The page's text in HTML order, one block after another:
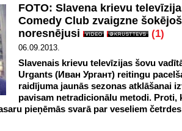
FOTO: Slavena krievu
Comedy Club zvaigzne
noresnējusi
(1)
06.09.2013.
Slavenais krievu televīzijas šovu
Urgants (Иван Ургант) reitingu
raidījuma jaunās sezonas atklāšanai
pavisam netradicionālu metodi. Proti,
pieņēmās svarā par veseliem